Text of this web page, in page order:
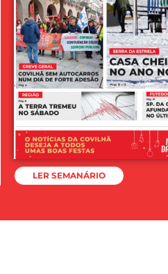
LER SEMANÁRIO